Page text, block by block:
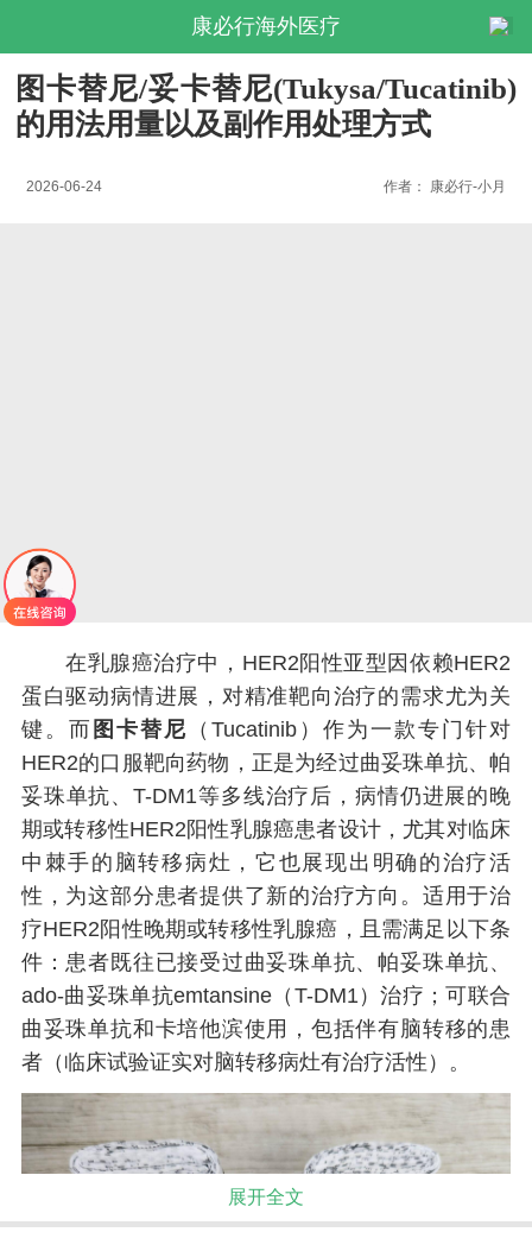
康必行海外医疗
图卡替尼/妥卡替尼(Tukysa/Tucatinib)
的用法用量以及副作用处理方式
2026-06-24 作者： 康必行-小月
在乳腺癌治疗中，HER2阳性亚型因依赖HER2
蛋白驱动病情进展，对精准靶向治疗的需求尤为关
键。而 图卡替尼 （Tucatinib）作为一款专门针对
HER2的口服靶向药物，正是为经过曲妥珠单抗、帕
妥珠单抗、T-DM1等多线治疗后，病情仍进展的晚
期或转移性HER2阳性乳腺癌患者设计，尤其对临床
中棘手的脑转移病灶，它也展现出明确的治疗活
性，为这部分患者提供了新的治疗方向。适用于治
疗HER2阳性晚期或转移性乳腺癌，且需满足以下条
件：患者既往已接受过曲妥珠单抗、帕妥珠单抗、
ado-曲妥珠单抗emtansine（T-DM1）治疗；可联合
曲妥珠单抗和卡培他滨使用，包括伴有脑转移的患
者（临床试验证实对脑转移病灶有治疗活性）。
展开全文